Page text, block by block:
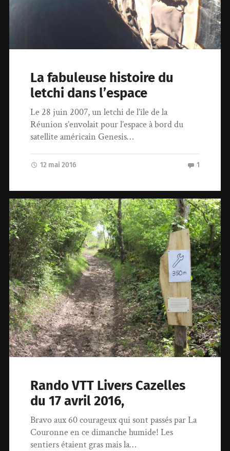
La fabuleuse histoire du
letchi dans l’espace
Le 28 juin 2007, un letchi de l’île de la
Réunion s’envolait pour l’espace à bord du
satellite américain Genesis…
12 mai 2016 1
Rando VTT Livers Cazelles
du 17 avril 2016,
Bravo aux 60 courageux qui sont passés par La
Couronne en ce dimanche humide! Les
sentiers étaient gras mais la…